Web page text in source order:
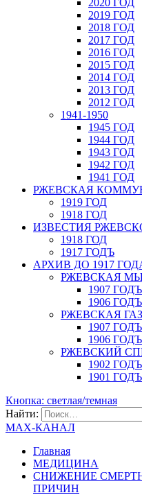
2020 ГОД
2019 ГОД
2018 ГОД
2017 ГОД
2016 ГОД
2015 ГОД
2014 ГОД
2013 ГОД
2012 ГОД
1941-1950
1945 ГОД
1944 ГОД
1943 ГОД
1942 ГОД
1941 ГОД
РЖЕВСКАЯ
1919 ГОД
1918 ГОД
ИЗВЕСТИЯ
1918 ГОД
1917 ГОДЪ
АРХИВ ДО 1917
РЖЕВСКАЯ
1907 ГОДЪ
1906 ГОДЪ
РЖЕВСКАЯ
1907 ГОДЪ
1906 ГОДЪ
РЖЕВСКИЙ
1902 ГОДЪ
1901 ГОДЪ
Кнопка: светлая/темная
Найти:
MAX-КАНАЛ
Главная
МЕДИЦИНА
СНИЖЕНИЕ
ПРИЧИН